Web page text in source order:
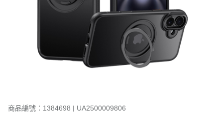
商品編號：1384698 | UA2500009806